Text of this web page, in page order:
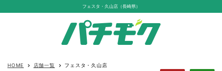
フェスタ・久山店（長崎県）
HOME keyboard_arrow_right 店舗一覧 keyboard_arrow_right フェスタ・久山店